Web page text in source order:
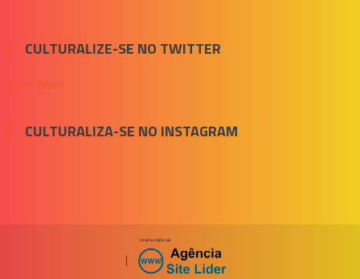
CULTURALIZE-SE NO TWITTER
Meus Tuítes
CULTURALIZA-SE NO INSTAGRAM
|